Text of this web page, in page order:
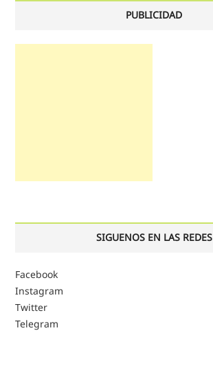
PUBLICIDAD
SIGUENOS EN LAS REDES
Facebook
Instagram
Twitter
Telegram